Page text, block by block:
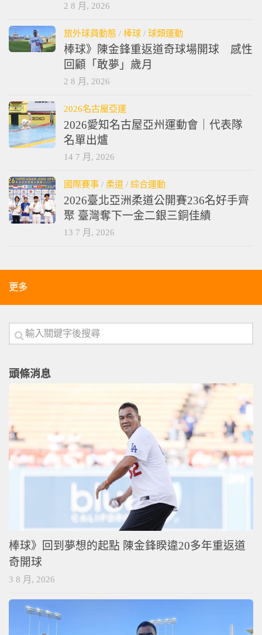
2 8 月, 2026
旅外球員動態 / 棒球 / 球類運動
棒球》陳金鋒重返道奇球場開球 感性
回顧「敢夢」歲月
2 8 月, 2026
2026名古屋亞運
2026愛知名古屋亞州運動會｜代表隊
名單出爐
14 7 月, 2026
國際賽事 / 柔道 / 綜合運動
2026臺北亞洲柔道公開賽236名好手齊
聚 臺灣奪下一金二銀三銅佳績
13 7 月, 2026
更多
頭條消息
棒球》回到夢想的起點 陳金鋒睽違20多年重返道
奇開球
3 8 月, 2026